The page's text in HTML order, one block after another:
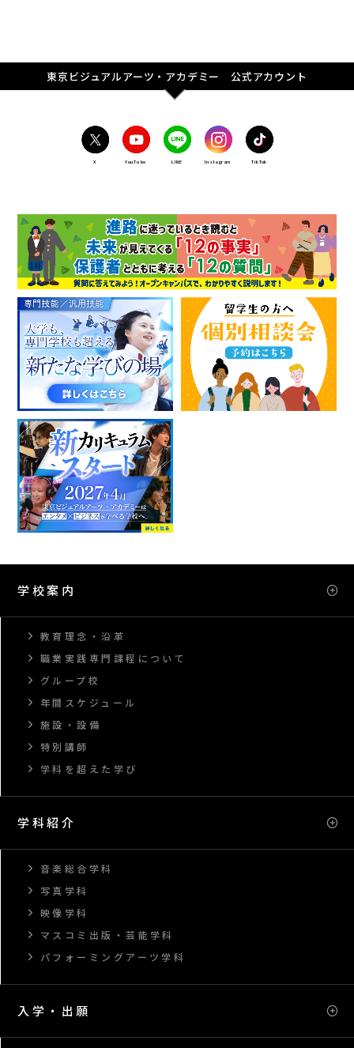
東京ビジュアルアーツ・アカデミー 公式アカウント
X YouTube LINE Instagram TikTok
学校案内
教育理念・沿革
職業実践専門課程について
グループ校
年間スケジュール
施設・設備
特別講師
学科を超えた学び
学科紹介
音楽総合学科
写真学科
映像学科
マスコミ出版・芸能学科
パフォーミングアーツ学科
入学・出願